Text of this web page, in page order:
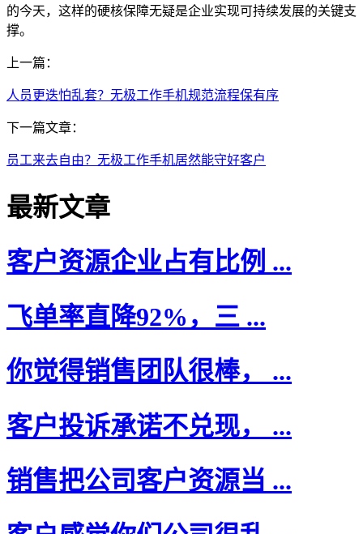
的今天，这样的硬核保障无疑是企业实现可持续发展的关键支
撑。
上一篇：
人员更迭怕乱套？无极工作手机规范流程保有序
下一篇文章：
员工来去自由？无极工作手机居然能守好客户
最新文章
客户资源企业占有比例 ...
飞单率直降92%，三 ...
你觉得销售团队很棒， ...
客户投诉承诺不兑现， ...
销售把公司客户资源当 ...